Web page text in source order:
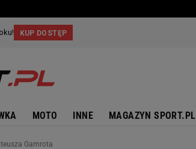
MOTO INNE MAGAZYN SPORT.PL
Gamrota